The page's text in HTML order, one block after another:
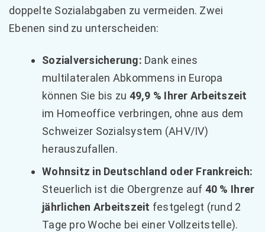
doppelte Sozialabgaben zu vermeiden. Zwei
Ebenen sind zu unterscheiden:
Sozialversicherung: Dank eines
multilateralen Abkommens in Europa
können Sie bis zu 49,9 % Ihrer Arbeitszeit
im Homeoffice verbringen, ohne aus dem
Schweizer Sozialsystem (AHV/IV)
herauszufallen.
Wohnsitz in Deutschland oder Frankreich:
Steuerlich ist die Obergrenze auf 40 % Ihrer
jährlichen Arbeitszeit festgelegt (rund 2
Tage pro Woche bei einer Vollzeitstelle).